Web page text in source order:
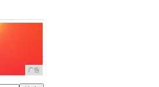
广告